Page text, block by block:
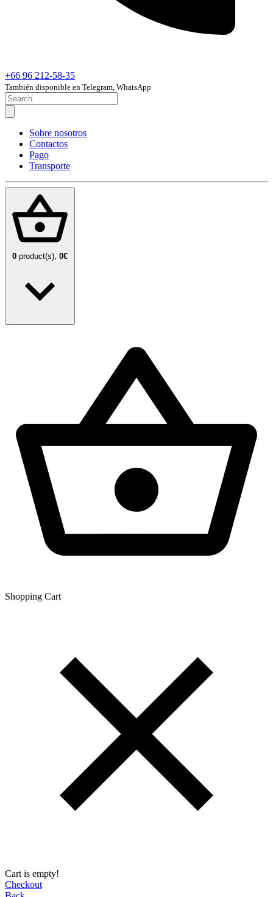
+66 96 212-58-35
También disponible en Telegram, WhatsApp
Sobre nosotros
Contactos
Pago
Transporte
0 product(s), 0€
Shopping Сart
Cart is empty!
Checkout